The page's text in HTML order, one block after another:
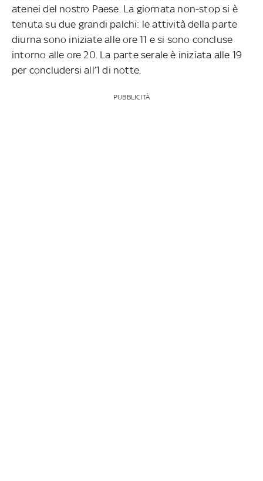
atenei del nostro Paese. La giornata non-stop si è
tenuta su due grandi palchi: le attività della parte
diurna sono iniziate alle ore 11 e si sono concluse
intorno alle ore 20. La parte serale è iniziata alle 19
per concludersi all’1 di notte.
PUBBLICITÀ